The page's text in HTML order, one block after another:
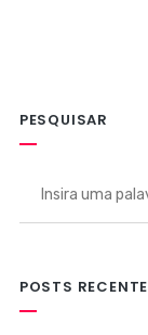
PESQUISAR
POSTS